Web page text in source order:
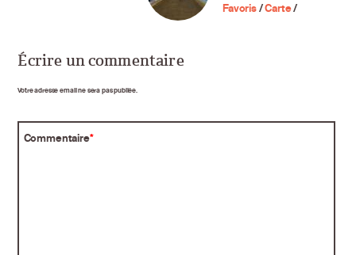
Favoris/Carte/
Écrire un commentaire
Votre adresse email ne sera pas publiée.
Commentaire*